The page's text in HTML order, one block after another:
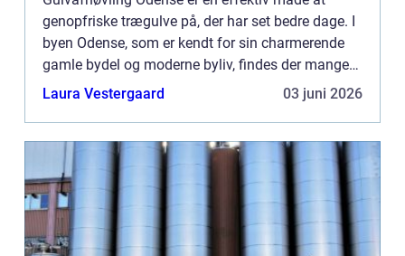
genopfriske trægulve på, der har set bedre dage. I
byen Odense, som er kendt for sin charmerende
gamle bydel og moderne byliv, findes der mange
hjem og bygninger med trægulve,...
Laura Vestergaard 03 juni 2026